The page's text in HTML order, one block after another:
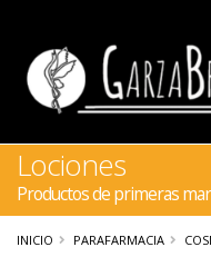
Lociones
Productos de primeras
INICIO PARAFARMACIA